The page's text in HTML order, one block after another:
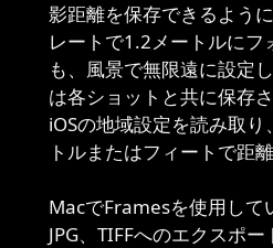
影距離を保存できるよう
レートで1.2メートルにフ
も、風景で無限遠に設定
は各ショットと共に保存
iOSの地域設定を読み取
トルまたはフィートで距
MacでFramesを使用して
JPG、TIFFへのエクスポ